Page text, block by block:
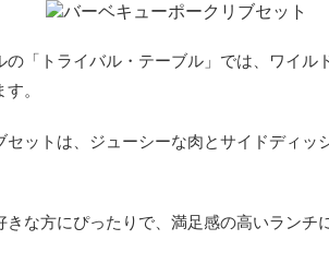
の「トライバル・テーブル」では、ワイル
。
ットは、ジューシーな肉とサイドディッ
な方にぴったりで、満足感の高いランチ